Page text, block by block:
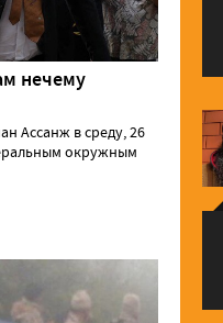
нечему
Ассанж в среду, 26
окружным